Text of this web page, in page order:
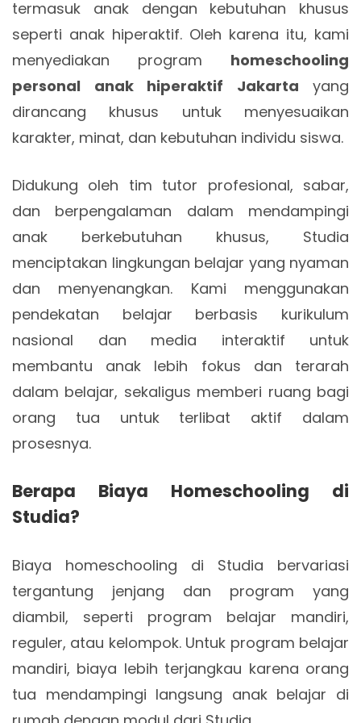
termasuk anak dengan kebutuhan khusus
seperti anak hiperaktif. Oleh karena itu, kami
menyediakan program homeschooling
personal anak hiperaktif Jakarta yang
dirancang khusus untuk menyesuaikan
karakter, minat, dan kebutuhan individu siswa.
Didukung oleh tim tutor profesional, sabar,
dan berpengalaman dalam mendampingi
anak berkebutuhan khusus, Studia
menciptakan lingkungan belajar yang nyaman
dan menyenangkan. Kami menggunakan
pendekatan belajar berbasis kurikulum
nasional dan media interaktif untuk
membantu anak lebih fokus dan terarah
dalam belajar, sekaligus memberi ruang bagi
orang tua untuk terlibat aktif dalam
prosesnya.
Berapa Biaya Homeschooling di
Studia?
Biaya homeschooling di Studia bervariasi
tergantung jenjang dan program yang
diambil, seperti program belajar mandiri,
reguler, atau kelompok. Untuk program belajar
mandiri, biaya lebih terjangkau karena orang
tua mendampingi langsung anak belajar di